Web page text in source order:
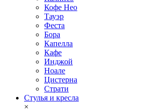
Кофе Нео
Тауэр
Феста
Бора
Капелла
Кафе
Инджой
Ноале
Цистерна
Страти
Стулья и кресла
×